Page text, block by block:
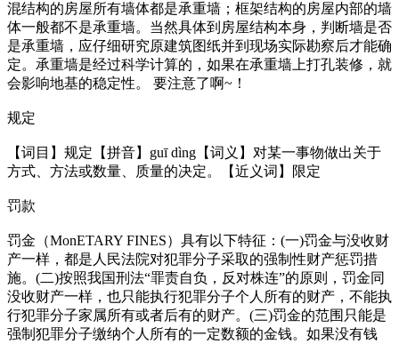
混结构的房屋所有墙体都是承重墙；框架结构的房屋内部的墙
体一般都不是承重墙。当然具体到房屋结构本身，判断墙是否
是承重墙，应仔细研究原建筑图纸并到现场实际勘察后才能确
定。承重墙是经过科学计算的，如果在承重墙上打孔装修，就
会影响地基的稳定性。 要注意了啊~！
规定
【词目】规定【拼音】guī dìng【词义】对某一事物做出关于
方式、方法或数量、质量的决定。【近义词】限定
罚款
罚金（MonETARY FINES）具有以下特征：(一)罚金与没收财
产一样，都是人民法院对犯罪分子采取的强制性财产惩罚措
施。(二)按照我国刑法“罪责自负，反对株连”的原则，罚金同
没收财产一样，也只能执行犯罪分子个人所有的财产，不能执
行犯罪分子家属所有或者后有的财产。(三)罚金的范围只能是
强制犯罪分子缴纳个人所有的一定数额的金钱。如果没有钱